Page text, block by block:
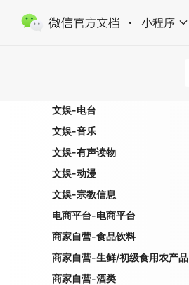
小程序
文娱-网络小说
文娱-电台
文娱-音乐
文娱-有声读物
文娱-动漫
文娱-宗教信息
电商平台-电商平台
商家自营-食品饮料
商家自营-生鲜/初级食用农产品
商家自营-酒类